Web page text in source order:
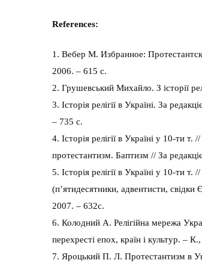
References:
1. Вебер М. Избранное:
2006. – 615 с.
2. Грушевський Михайло. З історії
3. Історія релігії в Україні. За
– 735 с.
4. Історія релігії в Україні у 10-ти
протестантизм. Баптизм // За
5. Історія релігії в Україні у 10-ти
(п’ятидесятники, адвентисти,
2007. – 632с.
6. Колодний А. Релігійна мережа
перехресті епох, країн і культур. –
7. Яроцький П. Л. Протестантизм в